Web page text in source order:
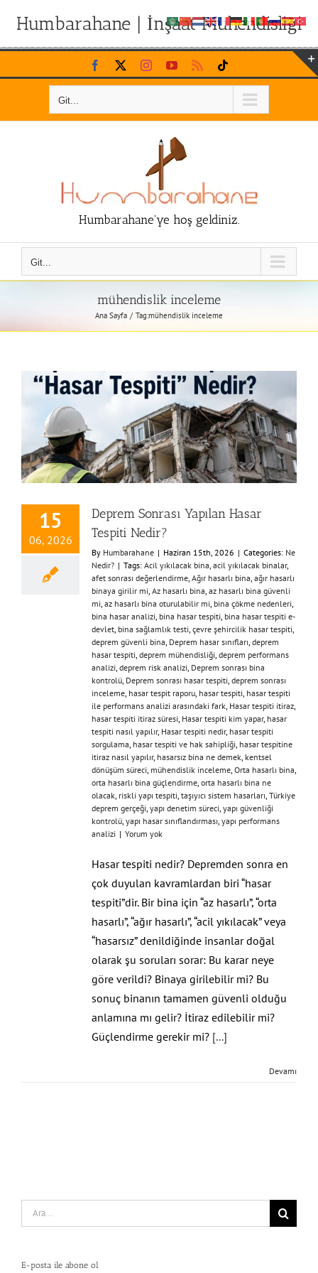
Humbarahane | İnşaat Mühendisliği
Skip
to
Facebook InstagramYouTubeRss
Git...
Humbarahane'ye hoş geldiniz.
Git...
mühendislik inceleme
Ana Sayfa Tag:mühendislik inceleme
15
06, 2026
Deprem Sonrası Yapılan Hasar
Tespiti Nedir?
By Humbarahane | Haziran 15th, 2026 | Categories: Ne
Nedir? | Tags: Acil yıkılacak bina acil yıkılacak binalar,
afet sonrası değerlendirme Ağır hasarlı bina ağır hasarlı
binaya girilir mi Az hasarlı bina az hasarlı bina güvenli
mi az hasarlı bina oturulabilir mi bina çökme nedenleri
bina hasar analizi bina hasar tespiti bina hasar tespiti e-
devlet bina sağlamlık testi çevre şehircilik hasar tespiti
deprem güvenli bina Deprem hasar sınıfları deprem
hasar tespiti deprem mühendisliği deprem performans
analizi deprem risk analizi Deprem sonrası bina
kontrolü Deprem sonrası hasar tespiti deprem sonrası
inceleme hasar tespit raporu hasar tespiti hasar tespiti
ile performans analizi arasındaki fark Hasar tespiti itiraz
hasar tespiti itiraz süresi Hasar tespiti kim yapar, hasar
tespiti nasıl yapılır, Hasar tespiti nedir, hasar tespiti
sorgulama hasar tespiti ve hak sahipliği hasar tespitine
itiraz nasıl yapılır, hasarsız bina ne demek kentsel
dönüşüm süreci mühendislik inceleme Orta hasarlı bina
orta hasarlı bina güçlendirme orta hasarlı bina ne
olacak riskli yapı tespiti taşıyıcı sistem hasarları Türkiye
deprem gerçeği yapı denetim süreci yapı güvenliği
kontrolü yapı hasar sınıflandırması yapı performans
analizi | Yorum yok
Hasar tespiti nedir? Depremden sonra en
çok duyulan kavramlardan biri “hasar
tespiti”dir. Bir bina için “az hasarlı”, “orta
hasarlı”, “ağır hasarlı”, “acil yıkılacak” veya
“hasarsız” denildiğinde insanlar doğal
olarak şu soruları sorar: Bu karar neye
göre verildi? Binaya girilebilir mi? Bu
sonuç binanın tamamen güvenli olduğu
anlamına mı gelir? İtiraz edilebilir mi?
Güçlendirme gerekir mi? [...]
Devamı
Search
for:
E-posta ile abone ol